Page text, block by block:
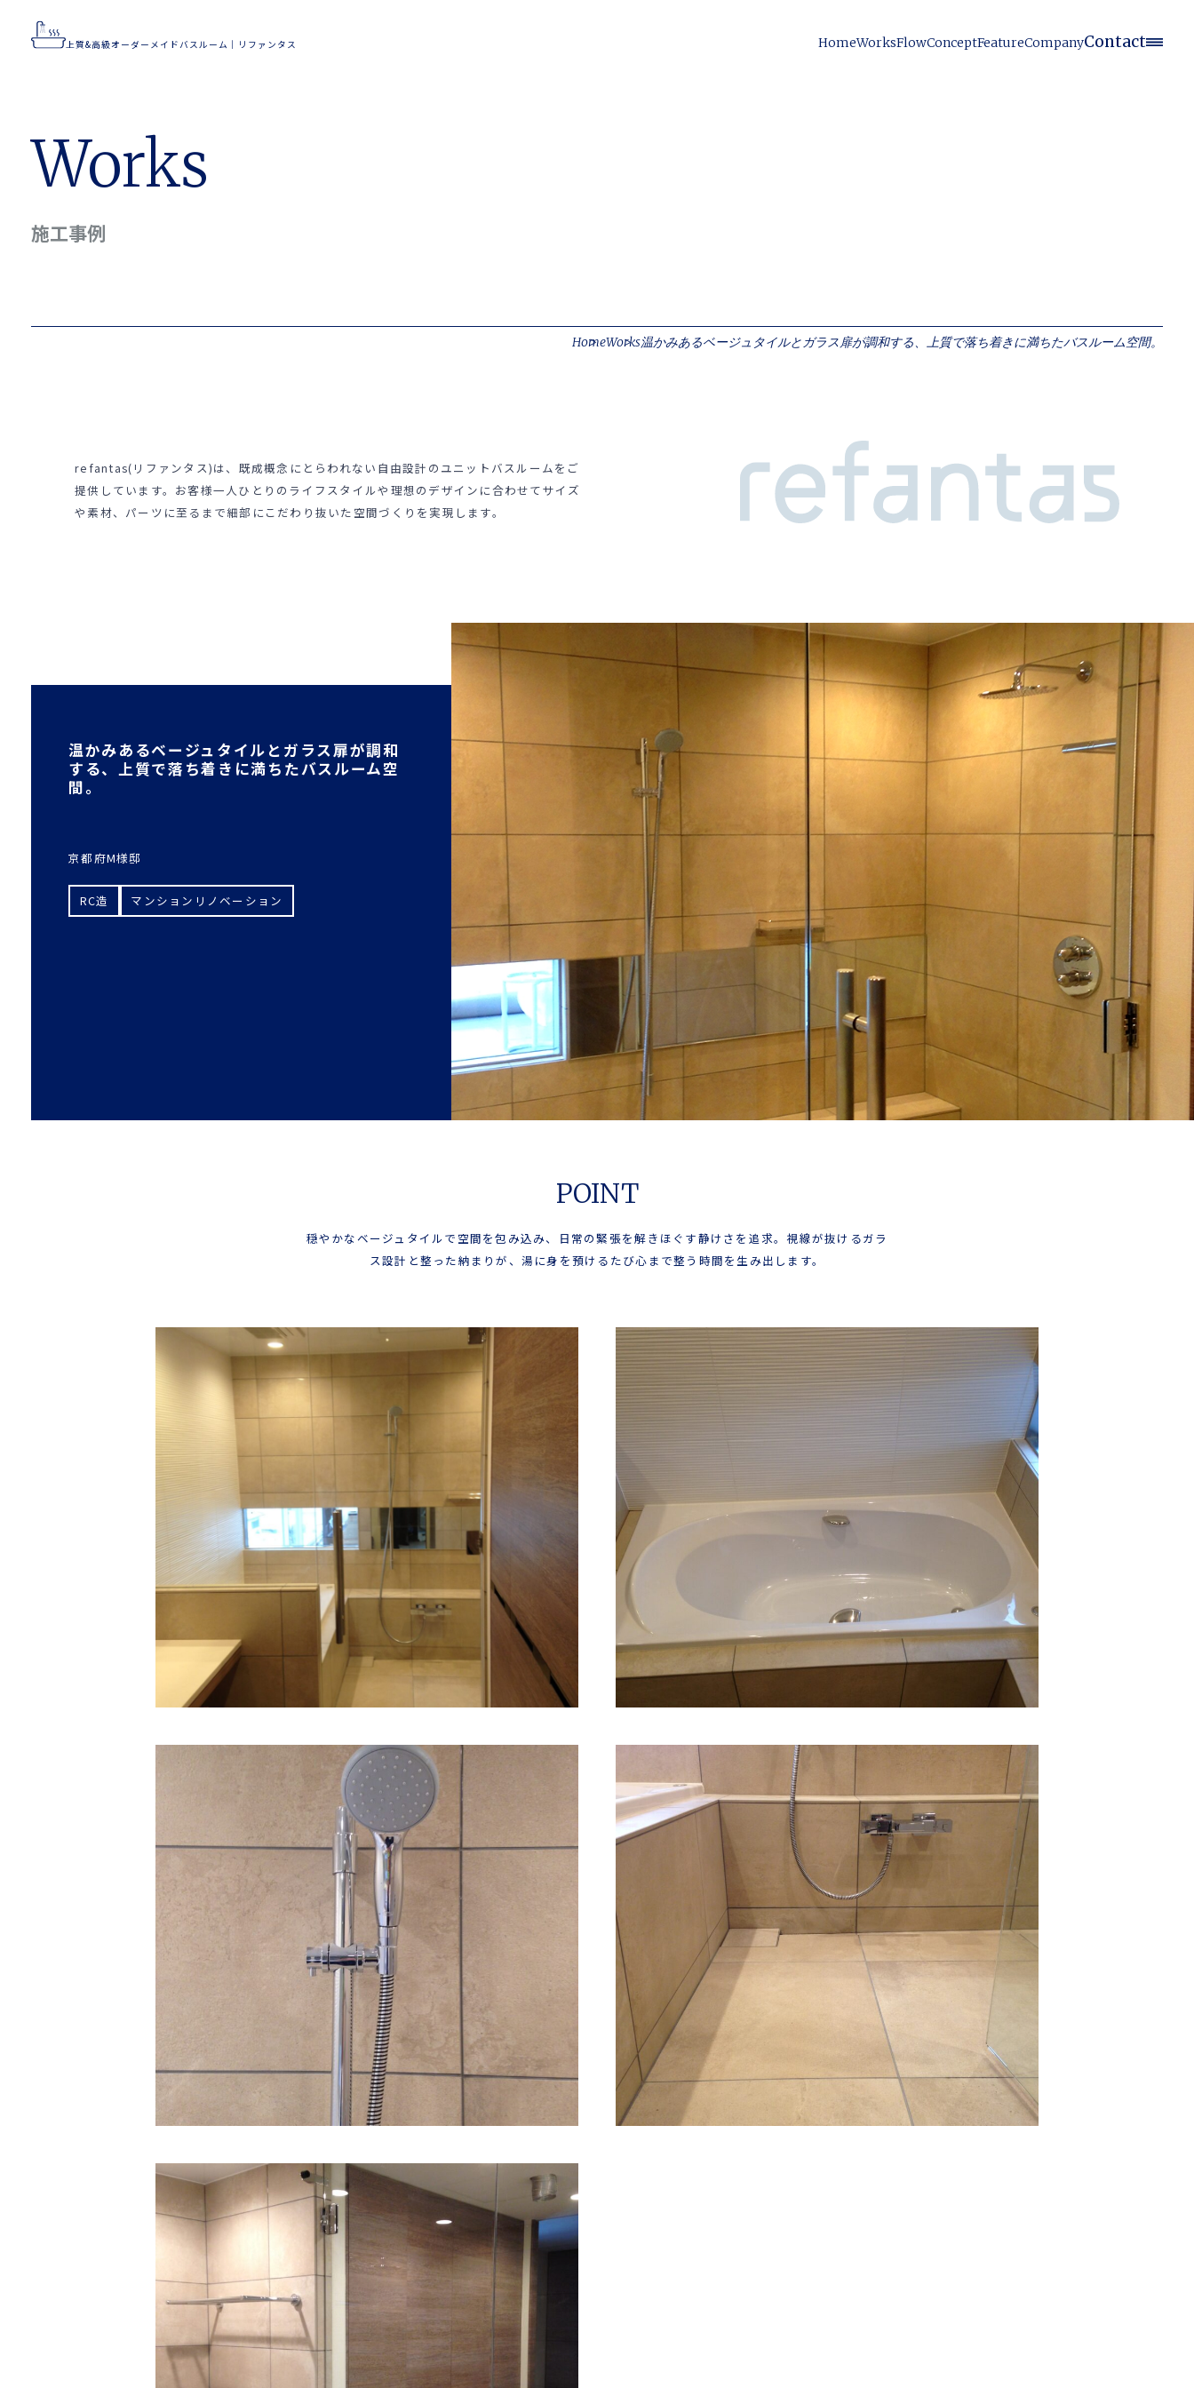
上質&高級オーダーメイドバスルーム｜リファンタス HomeWorksFlowConceptFeatureCompanyContact
Concept
Works
施工事例
HomeWorks温かみあるベージュタイルとガラス扉が調和する、上質で落ち着きに満ちたバスルーム空間。
refantas(リファンタス)は、既成概念にとらわれない自由設計のユニットバスルームをご
提供しています。お客様一人ひとりのライフスタイルや理想のデザインに合わせてサイズ
や素材、パーツに至るまで細部にこだわり抜いた空間づくりを実現します。
温かみあるベージュタイルとガラス扉が調和
する、上質で落ち着きに満ちたバスルーム空
間。
京都府M様邸
RC造 マンションリノベーション
POINT
穏やかなベージュタイルで空間を包み込み、日常の緊張を解きほぐす静けさを追求。視線が抜けるガラ
ス設計と整った納まりが、湯に身を預けるたび心まで整う時間を生み出します。